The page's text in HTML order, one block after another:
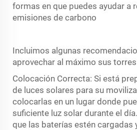
formas en que puedes ayudar a
emisiones de carbono
Incluimos algunas
aprovechar al máximo sus
Colocación Correcta: Si está
de luces solares para su
colocarlas en un lugar donde
suficiente luz solar durante el
que las baterías estén cargadas